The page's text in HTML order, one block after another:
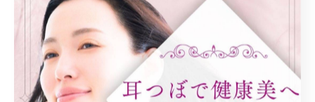
ダイエット
健康
美容エステ
食欲